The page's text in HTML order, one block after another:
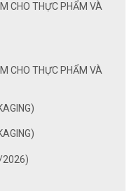
CHO THỰC PHẨM VÀ
CHO THỰC PHẨM VÀ
2026)